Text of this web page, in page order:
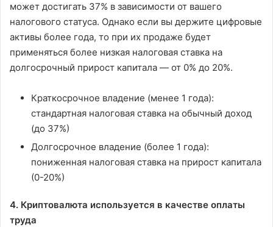
может достигать 37% в зависимости от вашего
налогового статуса. Однако если вы держите цифровые
активы более года, то при их продаже будет
применяться более низкая налоговая ставка на
долгосрочный прирост капитала — от 0% до 20%.
Краткосрочное владение (менее 1 года):
стандартная налоговая ставка на обычный доход
(до 37%)
Долгосрочное владение (более 1 года):
пониженная налоговая ставка на прирост капитала
(0-20%)
4. Криптовалюта используется в качестве оплаты
труда